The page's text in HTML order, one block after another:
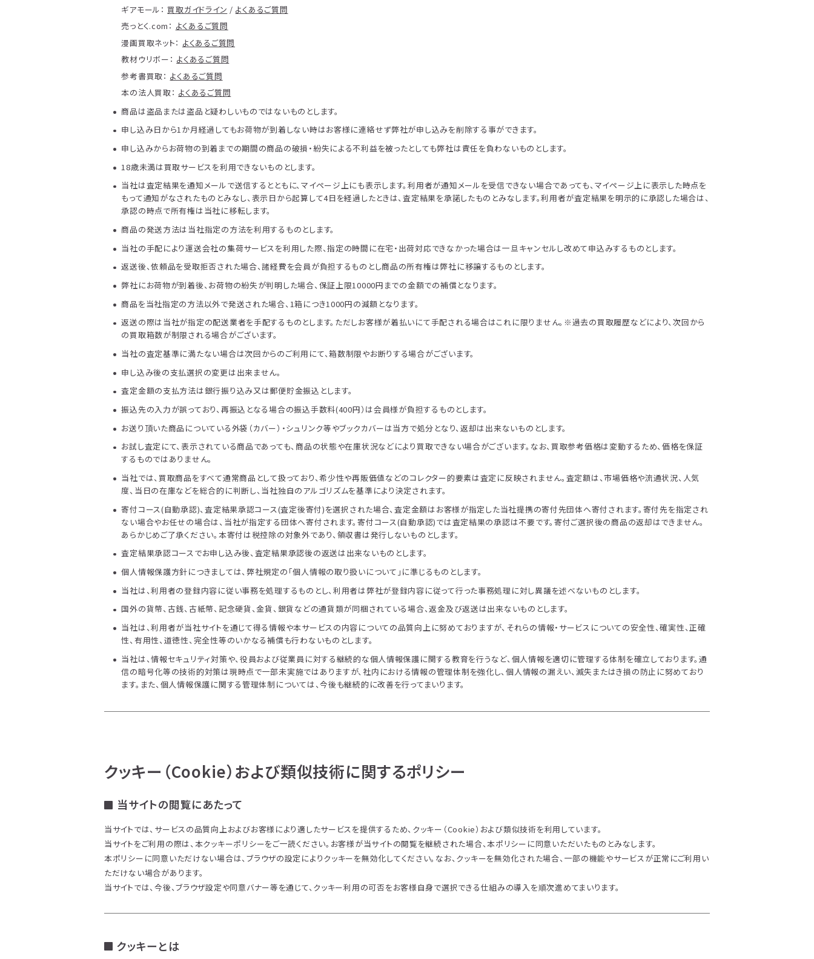
ギアモール： 買取ガイドライン / よくあるご質問
売っとく.com： よくあるご質問
漫画買取ネット： よくあるご質問
教材ウリボー： よくあるご質問
参考書買取： よくあるご質問
本の法人買取： よくあるご質問
商品は盗品または盗品と疑わしいものではないものとします。
申し込み日から1か月経過してもお荷物が到着しない時はお客様に連絡せず弊社が申し込みを削除する事ができます。
申し込みからお荷物の到着までの期間の商品の破損・紛失による不利益を被ったとしても弊社は責任を負わないものとします。
18歳未満は買取サービスを利用できないものとします。
当社は査定結果を通知メールで送信するとともに、マイページ上にも表示します。利用者が通知メールを受信できない場合であっても、マイページ上に表示した時点を
もって通知がなされたものとみなし、表示日から起算して4日を経過したときは、査定結果を承諾したものとみなします。利用者が査定結果を明示的に承認した場合は、
承認の時点で所有権は当社に移転します。
商品の発送方法は当社指定の方法を利用するものとします。
当社の手配により運送会社の集荷サービスを利用した際、指定の時間に在宅・出荷対応できなかった場合は一旦キャンセルし改めて申込みするものとします。
返送後、依頼品を受取拒否された場合、諸経費を会員が負担するものとし商品の所有権は弊社に移譲するものとします。
弊社にお荷物が到着後、お荷物の紛失が判明した場合、保証上限10000円までの金額での補償となります。
商品を当社指定の方法以外で発送された場合、1箱につき1000円の減額となります。
返送の際は当社が指定の配送業者を手配するものとします。ただしお客様が着払いにて手配される場合はこれに限りません。※過去の買取履歴などにより、次回から
の買取箱数が制限される場合がございます。
当社の査定基準に満たない場合は次回からのご利用にて、箱数制限やお断りする場合がございます。
申し込み後の支払選択の変更は出来ません。
査定金額の支払方法は銀行振り込み又は郵便貯金振込とします。
振込先の入力が誤っており、再振込となる場合の振込手数料(400円）は会員様が負担するものとします。
お送り頂いた商品についている外袋（カバー）・シュリンク等やブックカバーは当方で処分となり、返却は出来ないものとします。
お試し査定にて、表示されている商品であっても、商品の状態や在庫状況などにより買取できない場合がございます。なお、買取参考価格は変動するため、価格を保証
するものではありません。
当社では、買取商品をすべて通常商品として扱っており、希少性や再販価値などのコレクター的要素は査定に反映されません。査定額は、市場価格や流通状況、人気
度、当日の在庫などを総合的に判断し、当社独自のアルゴリズムを基準により決定されます。
寄付コース(自動承認)、査定結果承認コース(査定後寄付)を選択された場合、査定金額はお客様が指定した当社提携の寄付先団体へ寄付されます。寄付先を指定され
ない場合やお任せの場合は、当社が指定する団体へ寄付されます。寄付コース(自動承認)では査定結果の承認は不要です。寄付ご選択後の商品の返却はできません。
あらかじめご了承ください。本寄付は税控除の対象外であり、領収書は発行しないものとします。
査定結果承認コースでお申し込み後、査定結果承認後の返送は出来ないものとします。
個人情報保護方針につきましては、弊社規定の「個人情報の取り扱いについて」に準じるものとします。
当社は、利用者の登録内容に従い事務を処理するものとし、利用者は弊社が登録内容に従って行った事務処理に対し異議を述べないものとします。
国外の貨幣、古銭、古紙幣、記念硬貨、金貨、銀貨などの通貨類が同梱されている場合、返金及び返送は出来ないものとします。
当社は、利用者が当社サイトを通じて得る情報や本サービスの内容についての品質向上に努めておりますが、それらの情報・サービスについての安全性、確実性、正確
性、有用性、道徳性、完全性等のいかなる補償も行わないものとします。
当社は、情報セキュリティ対策や、役員および従業員に対する継続的な個人情報保護に関する教育を行うなど、個人情報を適切に管理する体制を確立しております。通
信の暗号化等の技術的対策は現時点で一部未実施ではありますが、社内における情報の管理体制を強化し、個人情報の漏えい、滅失またはき損の防止に努めており
ます。また、個人情報保護に関する管理体制については、今後も継続的に改善を行ってまいります。
クッキー（Cookie）および類似技術に関するポリシー
当サイトの閲覧にあたって
当サイトでは、サービスの品質向上およびお客様により適したサービスを提供するため、クッキー（Cookie）および類似技術を利用しています。
当サイトをご利用の際は、本クッキーポリシーをご一読ください。お客様が当サイトの閲覧を継続された場合、本ポリシーに同意いただいたものとみなします。
本ポリシーに同意いただけない場合は、ブラウザの設定によりクッキーを無効化してください。なお、クッキーを無効化された場合、一部の機能やサービスが正常にご利用い
ただけない場合があります。
当サイトでは、今後、ブラウザ設定や同意バナー等を通じて、クッキー利用の可否をお客様自身で選択できる仕組みの導入を順次進めてまいります。
クッキーとは